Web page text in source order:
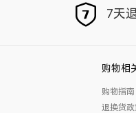
7天
购物相
购物指南
退换货